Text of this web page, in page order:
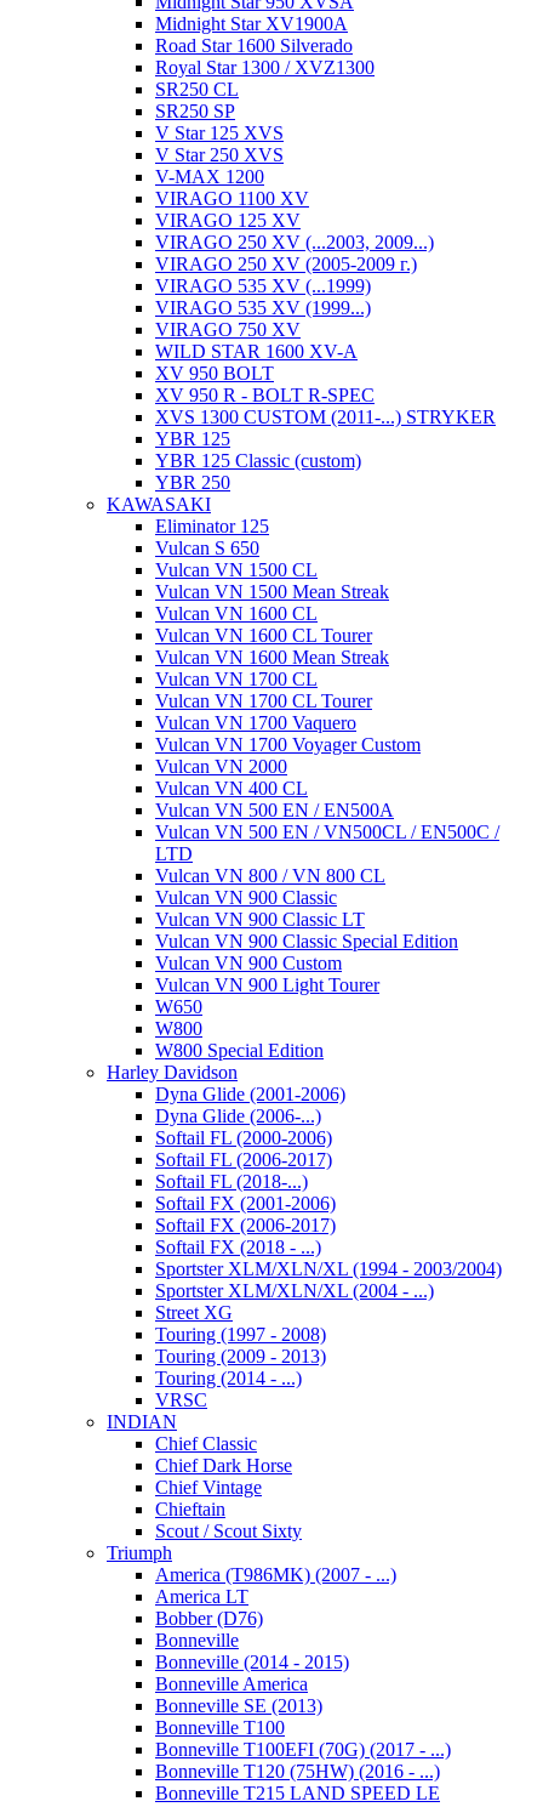
Midnight Star XV1900A
Road Star 1600 Silverado
Royal Star 1300 / XVZ1300
SR250 CL
SR250 SP
V Star 125 XVS
V Star 250 XVS
V-MAX 1200
VIRAGO 1100 XV
VIRAGO 125 XV
VIRAGO 250 XV (...2003, 2009...)
VIRAGO 250 XV (2005-2009 г.)
VIRAGO 535 XV (...1999)
VIRAGO 535 XV (1999...)
VIRAGO 750 XV
WILD STAR 1600 XV-A
XV 950 BOLT
XV 950 R - BOLT R-SPEC
XVS 1300 CUSTOM (2011-...) STRYKER
YBR 125
YBR 125 Classic (custom)
YBR 250
KAWASAKI
Eliminator 125
Vulcan S 650
Vulcan VN 1500 CL
Vulcan VN 1500 Mean Streak
Vulcan VN 1600 CL
Vulcan VN 1600 CL Tourer
Vulcan VN 1600 Mean Streak
Vulcan VN 1700 CL
Vulcan VN 1700 CL Tourer
Vulcan VN 1700 Vaquero
Vulcan VN 1700 Voyager Custom
Vulcan VN 2000
Vulcan VN 400 CL
Vulcan VN 500 EN / EN500A
Vulcan VN 500 EN / VN500CL / EN500C /
LTD
Vulcan VN 800 / VN 800 CL
Vulcan VN 900 Classic
Vulcan VN 900 Classic LT
Vulcan VN 900 Classic Special Edition
Vulcan VN 900 Custom
Vulcan VN 900 Light Tourer
W650
W800
W800 Special Edition
Harley Davidson
Dyna Glide (2001-2006)
Dyna Glide (2006-...)
Softail FL (2000-2006)
Softail FL (2006-2017)
Softail FL (2018-...)
Softail FX (2001-2006)
Softail FX (2006-2017)
Softail FX (2018 - ...)
Sportster XLM/XLN/XL (1994 - 2003/2004)
Sportster XLM/XLN/XL (2004 - ...)
Street XG
Touring (1997 - 2008)
Touring (2009 - 2013)
Touring (2014 - ...)
VRSC
INDIAN
Chief Classic
Chief Dark Horse
Chief Vintage
Chieftain
Scout / Scout Sixty
Triumph
America (T986MK) (2007 - ...)
America LT
Bobber (D76)
Bonneville
Bonneville (2014 - 2015)
Bonneville America
Bonneville SE (2013)
Bonneville T100
Bonneville T100EFI (70G) (2017 - ...)
Bonneville T120 (75HW) (2016 - ...)
Bonneville T215 LAND SPEED LE